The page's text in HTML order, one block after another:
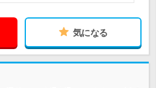
気になる